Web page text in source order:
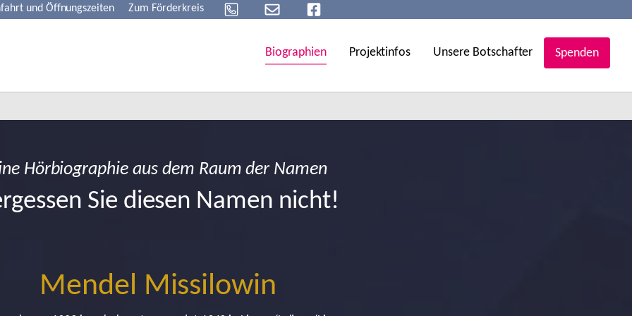
und Öffnungszeiten Zum Förderkreis
Biographien Projektinfos Unsere Botschafter Spenden
Hörbiographie aus dem Raum der Namen
Sie diesen Namen nicht!
Mendel Missilowin